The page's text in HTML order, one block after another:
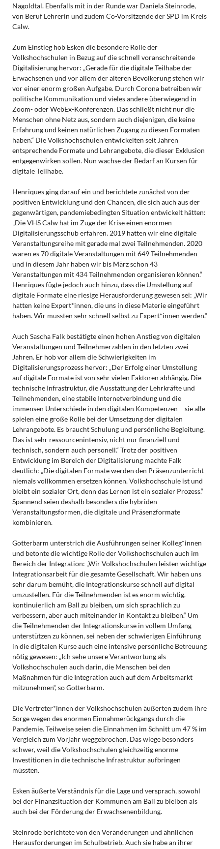
Nagoldtal. Ebenfalls mit in der Runde war Daniela Steinrode,
von Beruf Lehrerin und zudem Co-Vorsitzende der SPD im Kreis
Calw.
Zum Einstieg hob Esken die besondere Rolle der
Volkshochschulen in Bezug auf die schnell voranschreitende
Digitalisierung hervor: „Gerade für die digitale Teilhabe der
Erwachsenen und vor allem der älteren Bevölkerung stehen wir
vor einer enorm großen Aufgabe. Durch Corona betreiben wir
politische Kommunikation und vieles andere überwiegend in
Zoom- oder WebEx-Konferenzen. Das schließt nicht nur die
Menschen ohne Netz aus, sondern auch diejenigen, die keine
Erfahrung und keinen natürlichen Zugang zu diesen Formaten
haben.“ Die Volkshochschulen entwickelten seit Jahren
entsprechende Formate und Lehrangebote, die dieser Exklusion
entgegenwirken sollen. Nun wachse der Bedarf an Kursen für
digitale Teilhabe.
Henriques ging darauf ein und berichtete zunächst von der
positiven Entwicklung und den Chancen, die sich auch aus der
gegenwärtigen, pandemiebedingten Situation entwickelt hätten:
„Die VHS Calw hat im Zuge der Krise einen enormen
Digitalisierungsschub erfahren. 2019 hatten wir eine digitale
Veranstaltungsreihe mit gerade mal zwei Teilnehmenden. 2020
waren es 70 digitale Veranstaltungen mit 649 Teilnehmenden
und in diesem Jahr haben wir bis März schon 43
Veranstaltungen mit 434 Teilnehmenden organisieren können.“
Henriques fügte jedoch auch hinzu, dass die Umstellung auf
digitale Formate eine riesige Herausforderung gewesen sei: „Wir
hatten keine Expert*innen, die uns in diese Materie eingeführt
haben. Wir mussten sehr schnell selbst zu Expert*innen werden.“
Auch Sascha Falk bestätigte einen hohen Anstieg von digitalen
Veranstaltungen und Teilnehmerzahlen in den letzten zwei
Jahren. Er hob vor allem die Schwierigkeiten im
Digitalisierungsprozess hervor: „Der Erfolg einer Umstellung
auf digitale Formate ist von sehr vielen Faktoren abhängig. Die
technische Infrastruktur, die Ausstattung der Lehrkräfte und
Teilnehmenden, eine stabile Internetverbindung und die
immensen Unterschiede in den digitalen Kompetenzen – sie alle
spielen eine große Rolle bei der Umsetzung der digitalen
Lehrangebote. Es braucht Schulung und persönliche Begleitung.
Das ist sehr ressourcenintensiv, nicht nur finanziell und
technisch, sondern auch personell.“ Trotz der positiven
Entwicklung im Bereich der Digitalisierung machte Falk
deutlich: „Die digitalen Formate werden den Präsenzunterricht
niemals vollkommen ersetzen können. Volkshochschule ist und
bleibt ein sozialer Ort, denn das Lernen ist ein sozialer Prozess.“
Spannend seien deshalb besonders die hybriden
Veranstaltungsformen, die digitale und Präsenzformate
kombinieren.
Gotterbarm unterstrich die Ausführungen seiner Kolleg*innen
und betonte die wichtige Rolle der Volkshochschulen auch im
Bereich der Integration: „Wir Volkshochschulen leisten wichtige
Integrationsarbeit für die gesamte Gesellschaft. Wir haben uns
sehr darum bemüht, die Integrationskurse schnell auf digital
umzustellen. Für die Teilnehmenden ist es enorm wichtig,
kontinuierlich am Ball zu bleiben, um sich sprachlich zu
verbessern, aber auch miteinander in Kontakt zu bleiben.“ Um
die Teilnehmenden der Integrationskurse in vollem Umfang
unterstützen zu können, sei neben der schwierigen Einführung
in die digitalen Kurse auch eine intensive persönliche Betreuung
nötig gewesen: „Ich sehe unsere Verantwortung als
Volkshochschulen auch darin, die Menschen bei den
Maßnahmen für die Integration auch auf dem Arbeitsmarkt
mitzunehmen“, so Gotterbarm.
Die Vertreter*innen der Volkshochschulen äußerten zudem ihre
Sorge wegen des enormen Einnahmerückgangs durch die
Pandemie. Teilweise seien die Einnahmen im Schnitt um 47 % im
Vergleich zum Vorjahr weggebrochen. Das wiege besonders
schwer, weil die Volkshochschulen gleichzeitig enorme
Investitionen in die technische Infrastruktur aufbringen
müssten.
Esken äußerte Verständnis für die Lage und versprach, sowohl
bei der Finanzsituation der Kommunen am Ball zu bleiben als
auch bei der Förderung der Erwachsenenbildung.
Steinrode berichtete von den Veränderungen und ähnlichen
Herausforderungen im Schulbetrieb. Auch sie habe an ihrer